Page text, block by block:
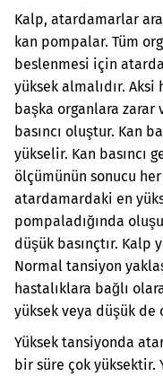
Kalp, atardamarlar
kan pompalar. Tüm
beslenmesi için
yüksek almalıdır.
başka organlara zarar
basıncı oluştur. Kan
yükselir. Kan basıncı
ölçümünün sonucu
atardamardaki en
pompaladığında
düşük basınçtır.
Normal tansiyon
hastalıklara bağlı
yüksek veya düşük de
Yüksek tansiyonda
bir süre çok yüksektir.